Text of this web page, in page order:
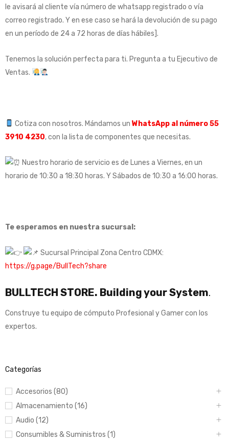
le avisará al cliente vía número de whatsapp registrado o vía
correo registrado. Y en ese caso se hará la devolución de su pago
en un período de 24 a 72 horas de días hábiles].
Tenemos la solución perfecta para ti. Pregunta a tu Ejecutivo de
Ventas.
Cotiza con nosotros. Mándamos un WhatsApp al número 55
3910 4230, con la lista de componentes que necesitas.
Nuestro horario de servicio es de Lunes a Viernes, en un
horario de 10:30 a 18:30 horas. Y Sábados de 10:30 a 16:00 horas.
Te esperamos en nuestra sucursal:
Sucursal Principal Zona Centro CDMX:
https://g.page/BullTech?share
BULLTECH STORE. Building your System.
Construye tu equipo de cómputo Profesional y Gamer con los
expertos.
Categorías
Accesorios (80)
Almacenamiento (16)
Audio (12)
Consumibles & Suministros (1)